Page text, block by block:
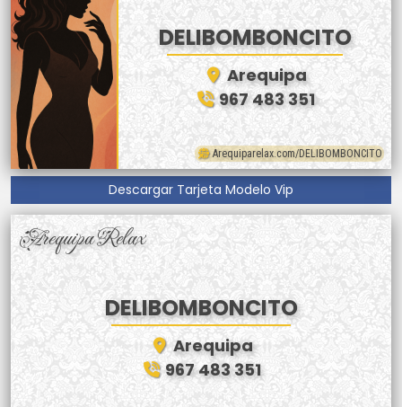
DELIBOMBONCITO
Arequipa
967 483 351
Arequiparelax.com/DELIBOMBONCITO
Descargar Tarjeta Modelo Vip
Arequipa Relax
DELIBOMBONCITO
Arequipa
967 483 351